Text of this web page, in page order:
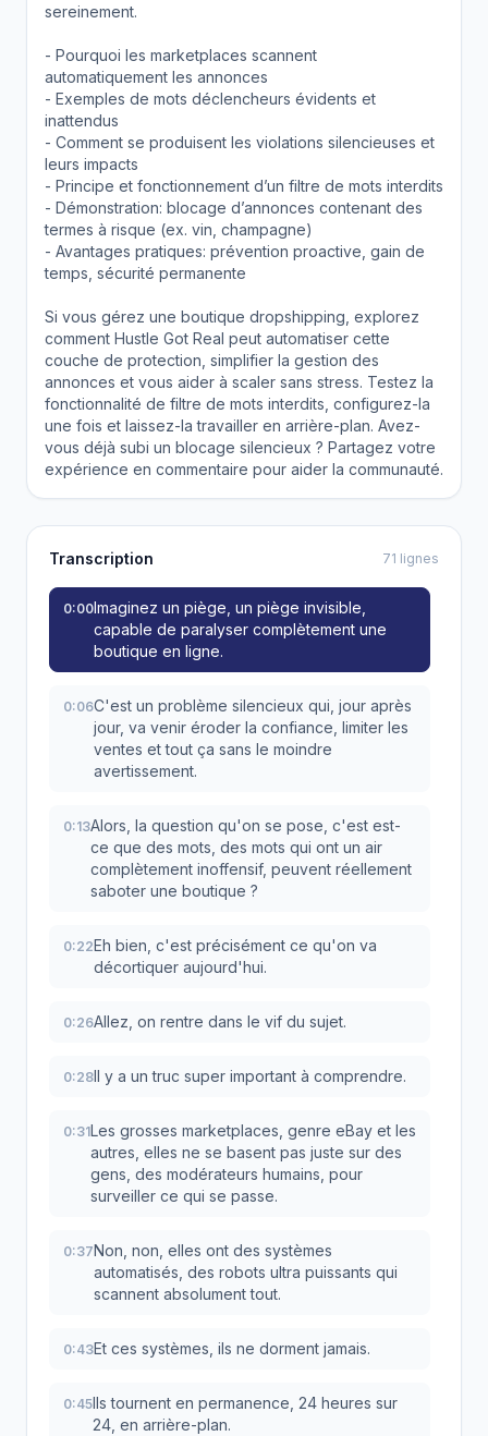
sereinement.
- Pourquoi les marketplaces scannent
automatiquement les annonces
- Exemples de mots déclencheurs évidents et
inattendus
- Comment se produisent les violations silencieuses et
leurs impacts
- Principe et fonctionnement d’un filtre de mots interdits
- Démonstration: blocage d’annonces contenant des
termes à risque (ex. vin, champagne)
- Avantages pratiques: prévention proactive, gain de
temps, sécurité permanente
Si vous gérez une boutique dropshipping, explorez
comment Hustle Got Real peut automatiser cette
couche de protection, simplifier la gestion des
annonces et vous aider à scaler sans stress. Testez la
fonctionnalité de filtre de mots interdits, configurez-la
une fois et laissez-la travailler en arrière-plan. Avez-
vous déjà subi un blocage silencieux ? Partagez votre
expérience en commentaire pour aider la communauté.
Transcription 71 lignes
0:00Imaginez un piège, un piège invisible,
capable de paralyser complètement une
boutique en ligne.
0:06C'est un problème silencieux qui, jour après
jour, va venir éroder la confiance, limiter les
ventes et tout ça sans le moindre
avertissement.
0:13Alors, la question qu'on se pose, c'est est-
ce que des mots, des mots qui ont un air
complètement inoffensif, peuvent réellement
saboter une boutique ?
0:22Eh bien, c'est précisément ce qu'on va
décortiquer aujourd'hui.
0:26Allez, on rentre dans le vif du sujet.
0:28Il y a un truc super important à comprendre.
0:31Les grosses marketplaces, genre eBay et les
autres, elles ne se basent pas juste sur des
gens, des modérateurs humains, pour
surveiller ce qui se passe.
0:37Non, non, elles ont des systèmes
automatisés, des robots ultra puissants qui
scannent absolument tout.
0:43Et ces systèmes, ils ne dorment jamais.
0:45Ils tournent en permanence, 24 heures sur
24, en arrière-plan.